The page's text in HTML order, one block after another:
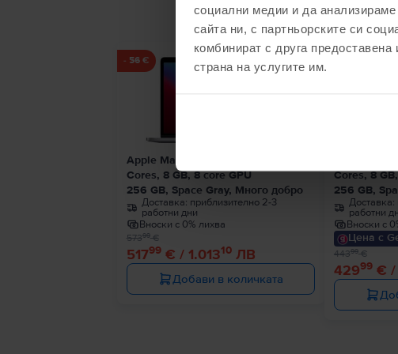
социални медии и да
сайта ни, с партньорските си
комбинират с друга
страна на услугите им.
- 56 €
Apple MacBook Pro 13″ 2020, M1 8
Cores, 8 GB, 8 core GPU
256 GB, Space Gray, Много добро
Доставка: приблизително 2-3
работни дни
Вноски с 0% лихва
51799€ / 1.01310ЛВ
57399€
Добави в количката
Cores, 8
256 GB,
Доставка:
работни
Вноски с
Цена с
42999€ /
44399€